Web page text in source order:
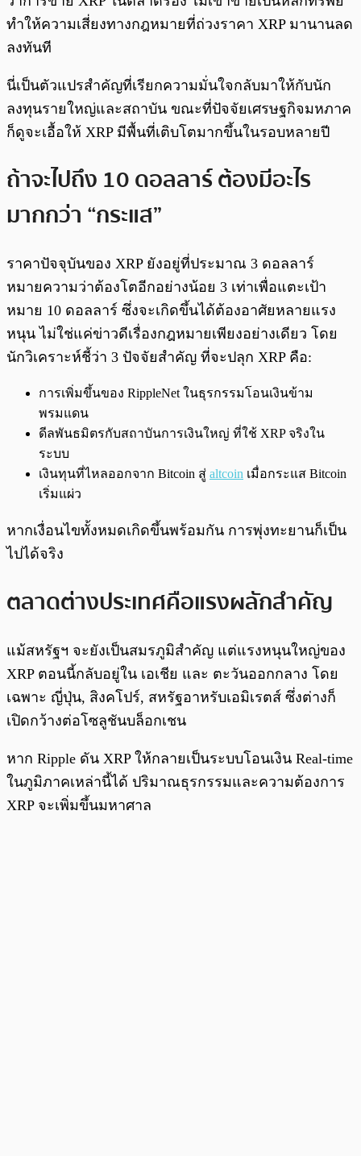
ทำให้ความเสี่ยงทางกฎหมายที่ถ่วงราคา XRP มานานลด
ลงทันที
นี่เป็นตัวแปรสำคัญที่เรียกความมั่นใจกลับมาให้กับนัก
ลงทุนรายใหญ่และสถาบัน ขณะที่ปัจจัยเศรษฐกิจมหภาค
ก็ดูจะเอื้อให้ XRP มีพื้นที่เติบโตมากขึ้นในรอบหลายปี
ถ้าจะไปถึง 10 ดอลลาร์ ต้องมีอะไร
มากกว่า “กระแส”
ราคาปัจจุบันของ XRP ยังอยู่ที่ประมาณ 3 ดอลลาร์
หมายความว่าต้องโตอีกอย่างน้อย 3 เท่าเพื่อแตะเป้า
หมาย 10 ดอลลาร์ ซึ่งจะเกิดขึ้นได้ต้องอาศัยหลายแรง
หนุน ไม่ใช่แค่ข่าวดีเรื่องกฎหมายเพียงอย่างเดียว โดย
นักวิเคราะห์ชี้ว่า 3 ปัจจัยสำคัญ ที่จะปลุก XRP คือ:
การเพิ่มขึ้นของ RippleNet ในธุรกรรมโอนเงินข้าม
พรมแดน
ดีลพันธมิตรกับสถาบันการเงินใหญ่ ที่ใช้ XRP จริงใน
ระบบ
เงินทุนที่ไหลออกจาก Bitcoin สู่ altcoin เมื่อกระแส Bitcoin
เริ่มแผ่ว
หากเงื่อนไขทั้งหมดเกิดขึ้นพร้อมกัน การพุ่งทะยานก็เป็น
ไปได้จริง
ตลาดต่างประเทศคือแรงผลักสำคัญ
แม้สหรัฐฯ จะยังเป็นสมรภูมิสำคัญ แต่แรงหนุนใหญ่ของ
XRP ตอนนี้กลับอยู่ใน เอเชีย และ ตะวันออกกลาง โดย
เฉพาะ ญี่ปุ่น, สิงคโปร์, สหรัฐอาหรับเอมิเรตส์ ซึ่งต่างก็
เปิดกว้างต่อโซลูชันบล็อกเชน
หาก Ripple ดัน XRP ให้กลายเป็นระบบโอนเงิน Real-time
ในภูมิภาคเหล่านี้ได้ ปริมาณธุรกรรมและความต้องการ
XRP จะเพิ่มขึ้นมหาศาล